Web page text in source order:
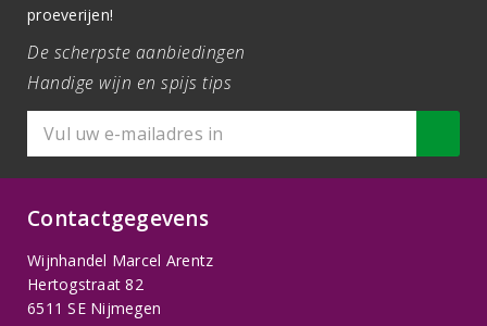
proeverijen!
De scherpste aanbiedingen
Handige wijn en spijs tips
Contactgegevens
Wijnhandel Marcel Arentz
Hertogstraat 82
6511 SE Nijmegen